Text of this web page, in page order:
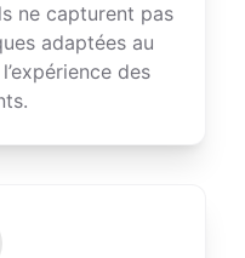
ne capturent pas
adaptées au
des